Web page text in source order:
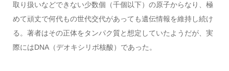
取り扱いなどできない少数個（千個以下）の原子からなり、極
めて頑丈で何代もの世代交代があっても遺伝情報を維持し続け
る。著者はその正体をタンパク質と想定していたようだが、実
際にはDNA（デオキシリボ核酸）であった。